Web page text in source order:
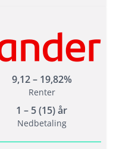
9,12 – 19,82%
Renter
1 – 5 (15) år
Nedbetaling